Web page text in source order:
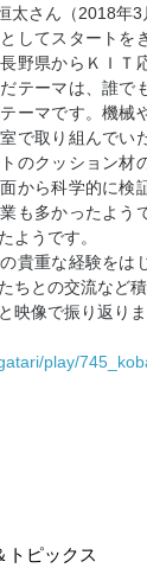
太さん（2018年3
してスタートを
野県からＫＩＴ
テーマは、誰で
ーマです。機械
で取り組んでい
のクッション材
から科学的に検
も多かったよう
ようです。
貴重な経験をは
ちとの交流など
映像で振り返りま
play/
トピックス